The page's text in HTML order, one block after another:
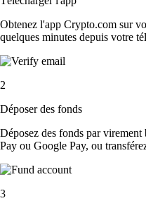
Obtenez l'app Crypto.com sur
quelques minutes depuis votre
2
Déposer des fonds
Déposez des fonds par
Pay ou Google Pay, ou
3